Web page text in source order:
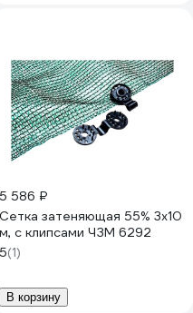
5 586 ₽
Сетка затеняющая 55% 3x10
м, с клипсами ЧЗМ 6292
5(1)
В корзину